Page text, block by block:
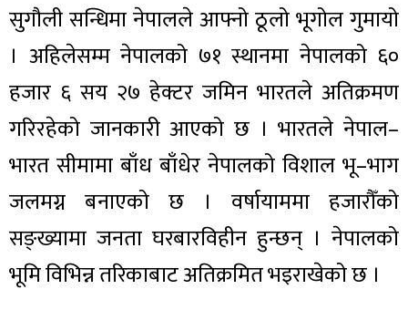
सुगौली सन्धिमा नेपालले आफ्नो ठूलो भूगोल गुमायो
। अहिलेसम्म नेपालको ७१ स्थानमा नेपालको ६०
हजार ६ सय २७ हेक्टर जमिन भारतले अतिक्रमण
गरिरहेको जानकारी आएको छ । भारतले नेपाल–
भारत सीमामा बाँध बाँधेर नेपालको विशाल भू–भाग
जलमग्न बनाएको छ । वर्षायाममा हजारौँको
सङ्ख्यामा जनता घरबारविहीन हुन्छन् । नेपालको
भूमि विभिन्न तरिकाबाट अतिक्रमित भइराखेको छ ।